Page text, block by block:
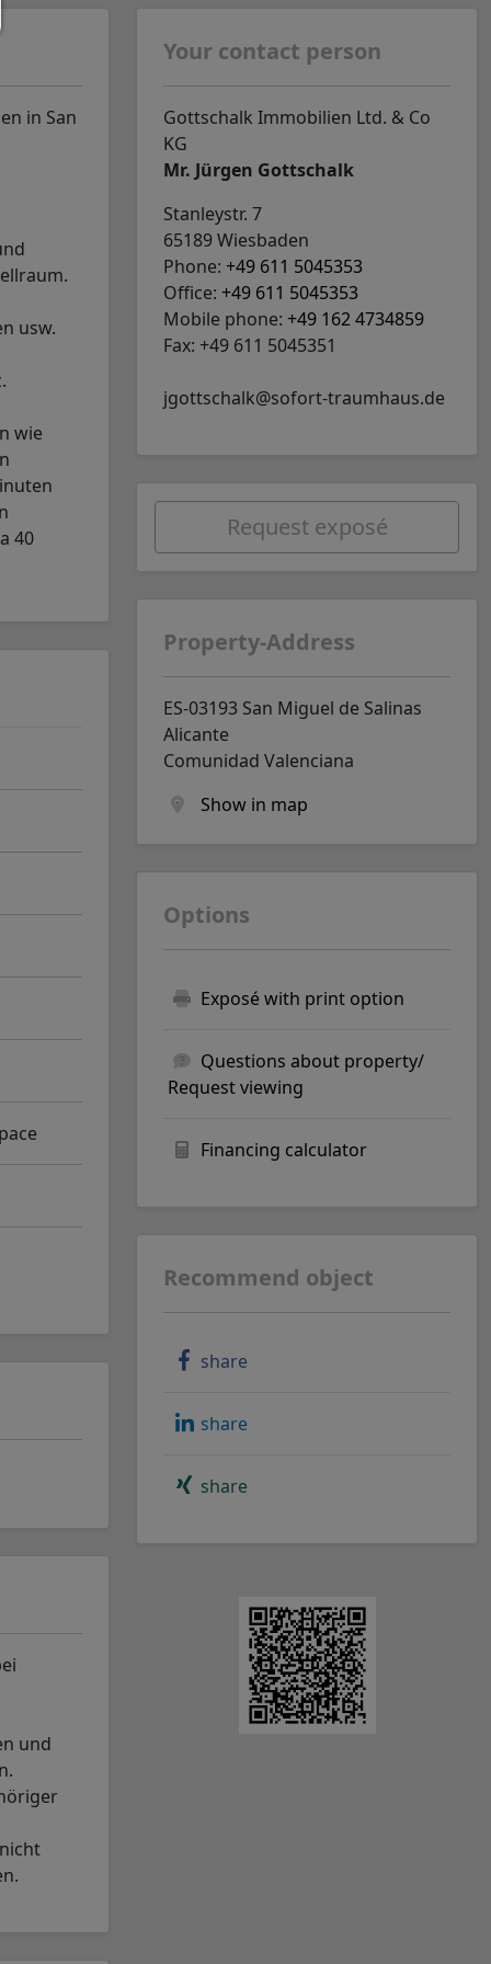
in San
usw.
wie
40
und
Your contact person
Gottschalk Immobilien Ltd. & Co
KG
Mr. Jürgen Gottschalk
Stanleystr. 7
65189 Wiesbaden
Phone: +49 611 5045353
Office: +49 611 5045353
Mobile phone: +49 162 4734859
Fax: +49 611 5045351
jgottschalk@sofort-traumhaus.de
Request exposé
Property-Address
ES-03193 San Miguel de Salinas
Alicante
Comunidad Valenciana
Show in map
Options
Exposé with print option
Questions about property/
Request viewing
Financing calculator
Recommend object
share
share
share